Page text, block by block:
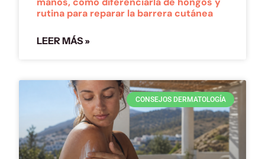
rutina para reparar la barrera cutánea
LEER MÁS »
CONSEJOS DERMATOLOGÍA